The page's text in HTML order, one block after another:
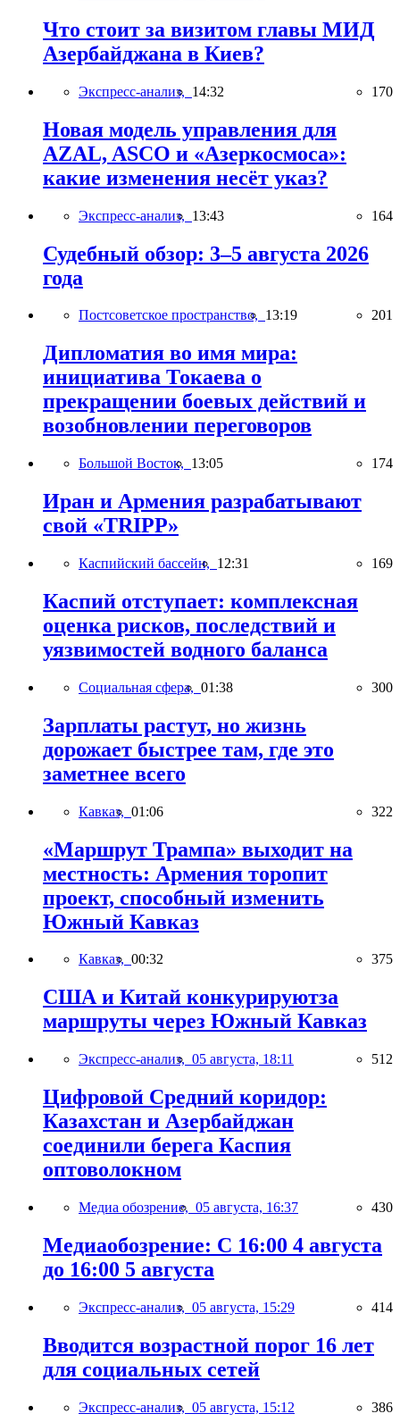
Что стоит за визитом главы МИД
Азербайджана в Киев?
Экспресс-анализ, 14:32 170
Новая модель управления для
AZAL, ASCO и «Азеркосмоса»:
какие изменения несёт указ?
Экспресс-анализ, 13:43 164
Судебный обзор: 3–5 августа 2026
года
Постсоветское пространство, 13:19 201
Дипломатия во имя мира:
инициатива Токаева о
прекращении боевых действий и
возобновлении переговоров
Большой Восток, 13:05 174
Иран и Армения разрабатывают
свой «TRIPP»
Каспийский бассейн, 12:31 169
Каспий отступает: комплексная
оценка рисков, последствий и
уязвимостей водного баланса
Социальная сфера, 01:38 300
Зарплаты растут, но жизнь
дорожает быстрее там, где это
заметнее всего
Кавказ, 01:06 322
«Маршрут Трампа» выходит на
местность: Армения торопит
проект, способный изменить
Южный Кавказ
Кавказ, 00:32 375
США и Китай конкурируютза
маршруты через Южный Кавказ
Экспресс-анализ, 05 августа, 18:11 512
Цифровой Средний коридор:
Казахстан и Азербайджан
соединили берега Каспия
оптоволокном
Медиа обозрение, 05 августа, 16:37 430
Медиаобозрение: С 16:00 4 августа
до 16:00 5 августа
Экспресс-анализ, 05 августа, 15:29 414
Вводится возрастной порог 16 лет
для социальных сетей
Экспресс-анализ, 05 августа, 15:12 386